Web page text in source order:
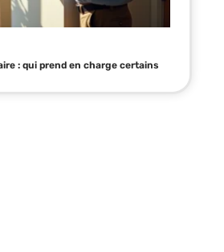
: qui prend en charge certains